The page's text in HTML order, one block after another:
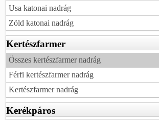
Usa katonai nadrág
Zöld katonai nadrág
Kertészfarmer
Összes kertészfarmer nadrág
Férfi kertészfarmer nadrág
Kertészfarmer nadrág
Kerékpáros